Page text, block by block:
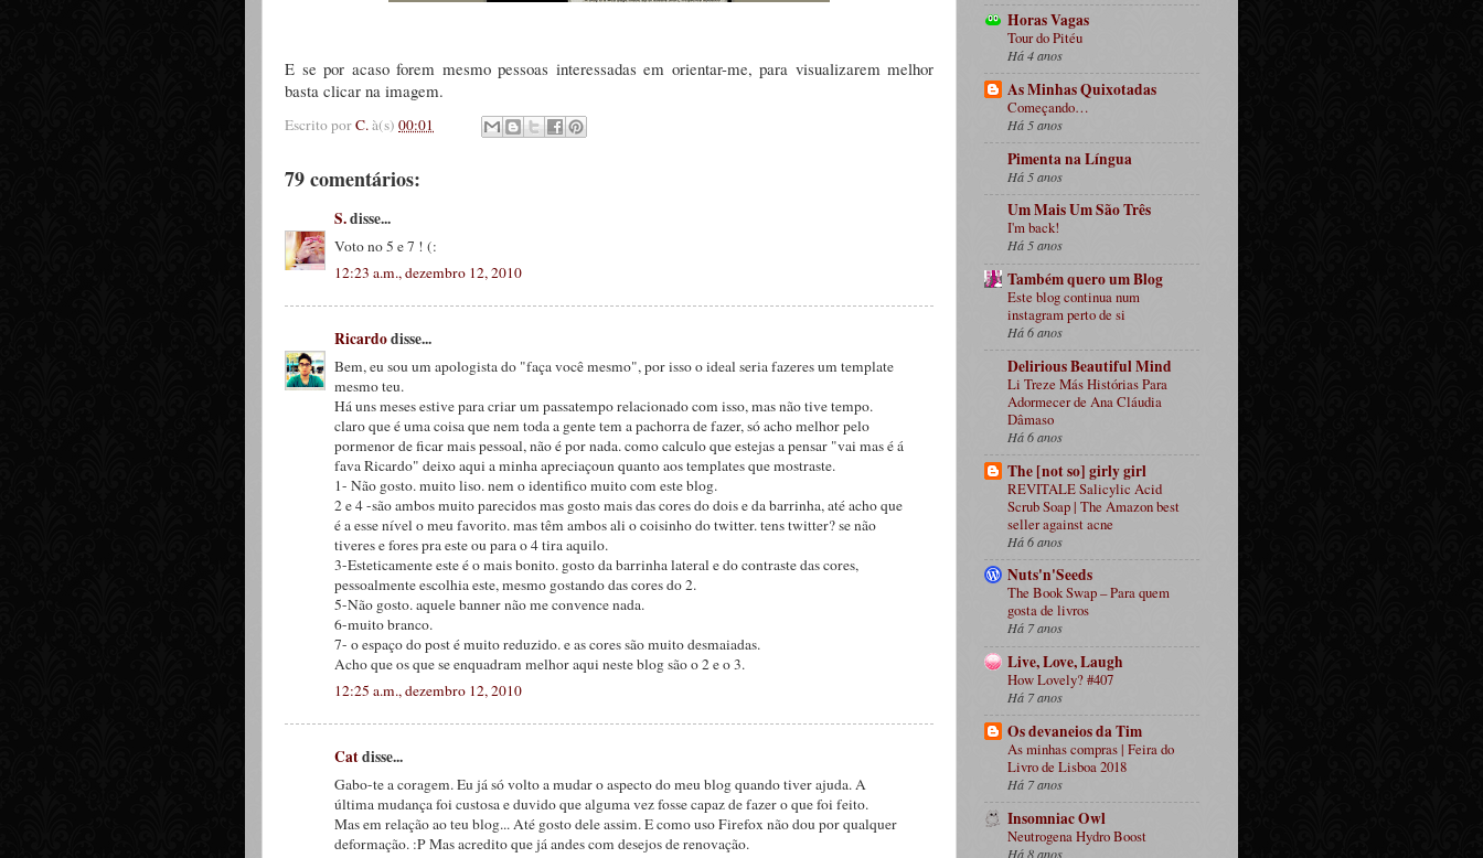
E se por acaso forem mesmo pessoas interessadas em orientar-me, para visualizarem melhor
basta clicar na imagem.
Escrito porC.à(s) 00:01
79 comentários:
S.disse...
Voto no 5 e 7 ! (:
12:23 a.m., dezembro 12, 2010
Ricardodisse...
Bem, eu sou um apologista do "faça você mesmo", por isso o ideal seria fazeres um template
mesmo teu.
Há uns meses estive para criar um passatempo relacionado com isso, mas não tive tempo.
claro que é uma coisa que nem toda a gente tem a pachorra de fazer, só acho melhor pelo
pormenor de ficar mais pessoal, não é por nada. como calculo que estejas a pensar "vai mas é á
fava Ricardo" deixo aqui a minha apreciaçoun quanto aos templates que mostraste.
1- Não gosto. muito liso. nem o identifico muito com este blog.
2 e 4 -são ambos muito parecidos mas gosto mais das cores do dois e da barrinha, até acho que
é a esse nível o meu favorito. mas têm ambos ali o coisinho do twitter. tens twitter? se não
tiveres e fores pra este ou para o 4 tira aquilo.
3-Esteticamente este é o mais bonito. gosto da barrinha lateral e do contraste das cores,
pessoalmente escolhia este, mesmo gostando das cores do 2.
5-Não gosto. aquele banner não me convence nada.
6-muito branco.
7- o espaço do post é muito reduzido. e as cores são muito desmaiadas.
Acho que os que se enquadram melhor aqui neste blog são o 2 e o 3.
12:25 a.m., dezembro 12, 2010
Catdisse...
Gabo-te a coragem. Eu já só volto a mudar o aspecto do meu blog quando tiver ajuda. A
última mudança foi custosa e duvido que alguma vez fosse capaz de fazer o que foi feito.
Mas em relação ao teu blog... Até gosto dele assim. E como uso Firefox não dou por qualquer
deformação. :P Mas acredito que já andes com desejos de renovação.
Horas Vagas
Tour do Pitéu
Há 4 anos
As Minhas Quixotadas
Começando…
Há 5 anos
Pimenta na Língua
Há 5 anos
Um Mais Um São Três
I'm back!
Há 5 anos
Também quero um Blog
Este blog continua num
instagram perto de si
Há 6 anos
Delirious Beautiful Mind
Li Treze Más Histórias Para
Adormecer de Ana Cláudia
Dâmaso
Há 6 anos
The [not so] girly girl
REVITALE Salicylic Acid
Scrub Soap | The Amazon best
seller against acne
Há 6 anos
Nuts'n'Seeds
The Book Swap – Para quem
gosta de livros
Há 7 anos
Live, Love, Laugh
How Lovely? #407
Há 7 anos
Os devaneios da Tim
As minhas compras | Feira do
Livro de Lisboa 2018
Há 7 anos
Insomniac Owl
Neutrogena Hydro Boost
Há 8 anos